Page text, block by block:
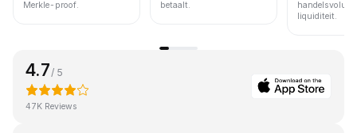
Merkle-proof.
betaalt.
liquiditeit.
4.7 / 5
47K Reviews